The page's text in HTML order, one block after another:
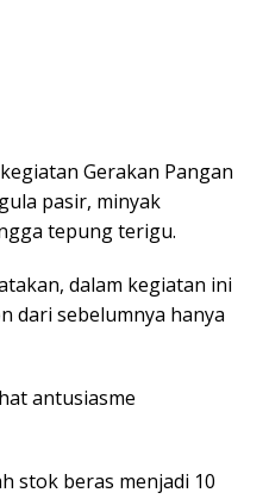
Gerakan Pangan
pasir, minyak
tepung terigu.
dalam kegiatan ini
dari sebelumnya hanya
antusiasme
stok beras menjadi 10